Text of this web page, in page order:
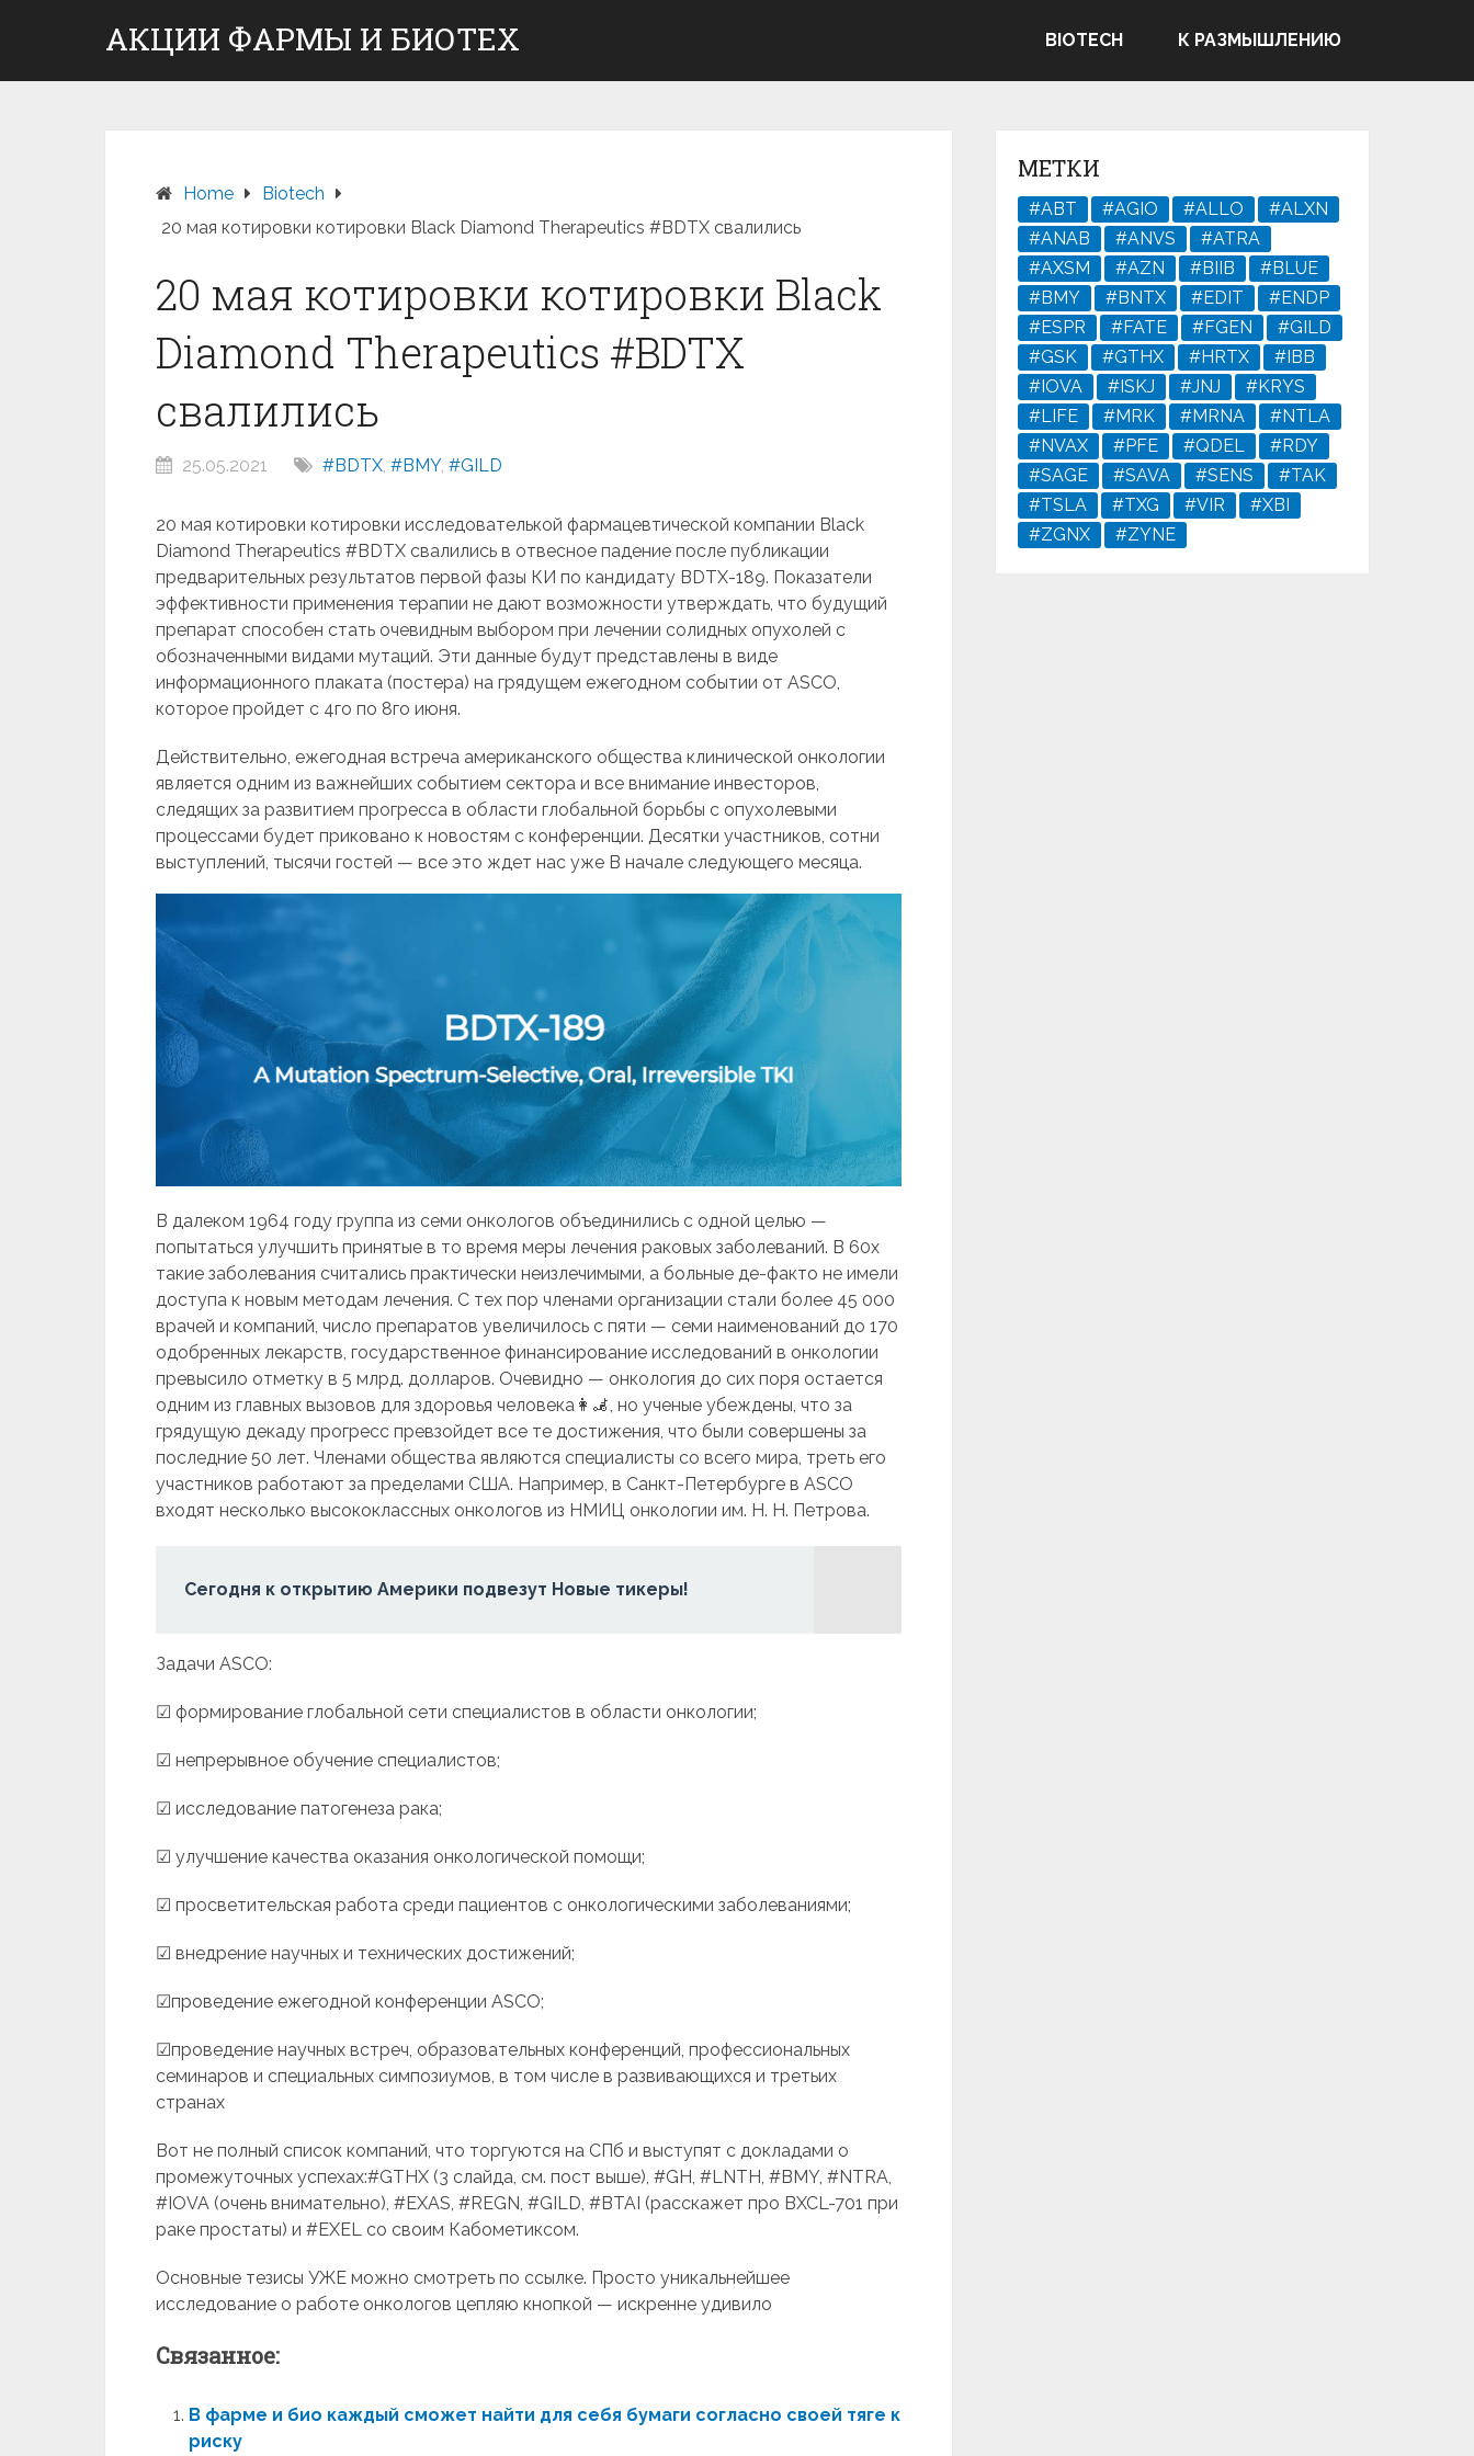
АКЦИИ ФАРМЫ И БИОТЕХ ВIOTECH К РАЗМЫШЛЕНИЮ
Home
Вiotech
20 мая котировки котировки Black Diamond Therapeutics #BDTX свалились
20 мая котировки котировки Black
Diamond Therapeutics #BDTX
свалились
25.05.2021 #BDTX, #BMY, #GILD
20 мая котировки котировки исcледователькой фармацевтической компании Black
Diamond Therapeutics #BDTX свалились в отвесное падение после публикации
предварительных результатов первой фазы КИ по кандидату BDTX-189. Показатели
эффективности применения терапии не дают возможности утверждать, что будущий
препарат способен стать очевидным выбором при лечении солидных опухолей с
обозначенными видами мутаций. Эти данные будут представлены в виде
информационного плаката (постера) на грядущем ежегодном событии от ASCO,
которое пройдет с 4го по 8го июня.
Действительно, ежегодная встреча американского общества клинической онкологии
является одним из важнейших событием сектора и все внимание инвесторов,
следящих за развитием прогресса в области глобальной борьбы с опухолевыми
процессами будет приковано к новостям с конференции. Десятки участников, сотни
выступлений, тысячи гостей — все это ждет нас уже В начале следующего месяца.
В далеком 1964 году группа из семи онкологов объединились с одной целью —
попытаться улучшить принятые в то время меры лечения раковых заболеваний. В 60х
такие заболевания считались практически неизлечимыми, а больные де-факто не имели
доступа к новым методам лечения. С тех пор членами организации стали более 45 000
врачей и компаний, число препаратов увеличилось с пяти — семи наименований до 170
одобренных лекарств, государственное финансирование исследований в онкологии
превысило отметку в 5 млрд. долларов. Очевидно — онкология до сих поря остается
одним из главных вызовов для здоровья человека👩‍🦼, но ученые убеждены, что за
грядущую декаду прогресс превзойдет все те достижения, что были совершены за
последние 50 лет. Членами общества являются специалисты со всего мира, треть его
участников работают за пределами США. Например, в Санкт-Петербурге в ASCO
входят несколько высококлассных онкологов из НМИЦ онкологии им. Н. Н. Петрова.
Сегодня к открытию Америки подвезут Новые тикеры!
Задачи ASCO:
☑ формирование глобальной сети специалистов в области онкологии;
☑ непрерывное обучение специалистов;
☑ исследование патогенеза рака;
☑ улучшение качества оказания онкологической помощи;
☑ просветительская работа среди пациентов с онкологическими заболеваниями;
☑ внедрение научных и технических достижений;
☑проведение ежегодной конференции ASCO;
☑проведение научных встреч, образовательных конференций, профессиональных
семинаров и специальных симпозиумов, в том числе в развивающихся и третьих
странах
Вот не полный список компаний, что торгуются на СПб и выступят с докладами о
промежуточных успехах:#GTHX (3 слайда, см. пост выше), #GH, #LNTH, #BMY, #NTRA,
#IOVA (очень внимательно), #EXAS, #REGN, #GILD, #BTAI (расскажет про BXCL-701 при
раке простаты) и #EXEL со своим Кабометиксом.
Основные тезисы УЖЕ можно смотреть по ссылке. Просто уникальнейшее
исследование о работе онкологов цепляю кнопкой — искренне удивило
Связанное:
В фарме и био каждый сможет найти для себя бумаги согласно своей тяге к
риску
МЕТКИ
#ABT #AGIO #ALLO
#ALXN
#ANAB
#ANVS
#ATRA
#AXSM
#AZN #BIIB
#BLUE
#BMY
#BNTX #EDIT
#ENDP
#ESPR
#FATE #FGEN
#GILD
#GSK
#GTHX #HRTX
#IBB
#IOVA
#ISKJ #JNJ
#KRYS
#LIFE
#MRK #MRNA
#NTLA
#NVAX
#PFE #QDEL
#RDY
#SAGE
#SAVA #SENS
#TAK
#TSLA
#TXG #VIR
#XBI
#ZGNX
#ZYNE